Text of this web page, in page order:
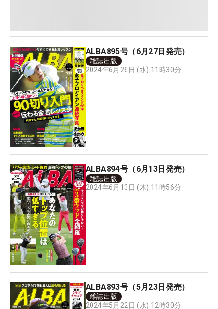
ALBA895号（6月27日発売）
雑誌出版
2024年6月26日 (水) 11時30分
ALBA894号（6月13日発売）
雑誌出版
2024年6月13日 (木) 11時56分
ALBA893号（5月23日発売）
雑誌出版
2024年5月22日 (水) 12時30分